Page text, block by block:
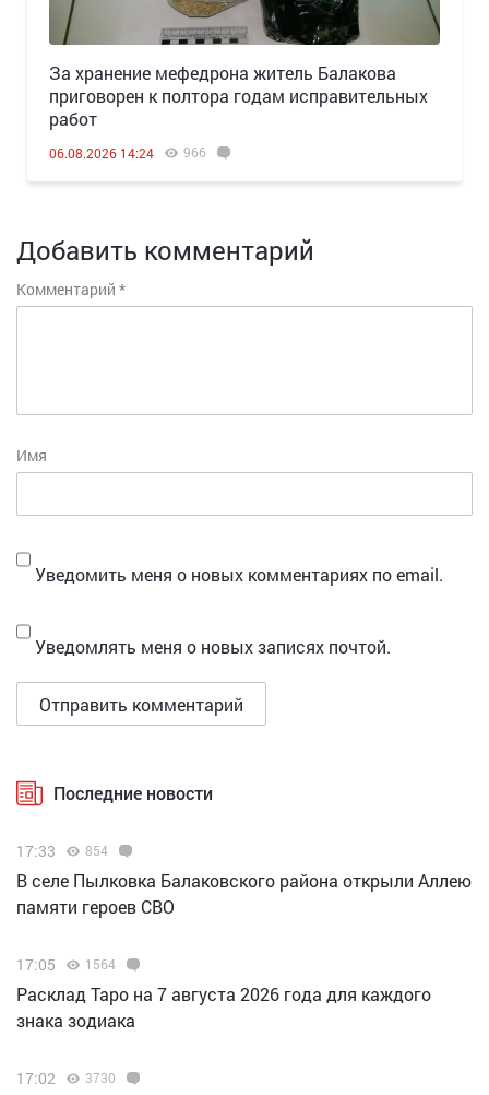
За хранение мефедрона житель Балакова
приговорен к полтора годам исправительных
работ
06.08.2026 14:24 966
Добавить комментарий
Комментарий *
Имя
Уведомить меня о новых комментариях по email.
Уведомлять меня о новых записях почтой.
Последние новости
17:33 854
В селе Пылковка Балаковского района открыли Аллею
памяти героев СВО
17:05 1564
Расклад Таро на 7 августа 2026 года для каждого
знака зодиака
17:02 3730